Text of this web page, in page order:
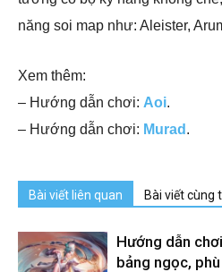
năng soi map như: Aleister,
Xem thêm:
– Hướng dẫn chơi: Aoi.
– Hướng dẫn chơi: Murad .
Bài viết liên quan Bài viết cùng
Hướng dẫn
bảng ngọc,